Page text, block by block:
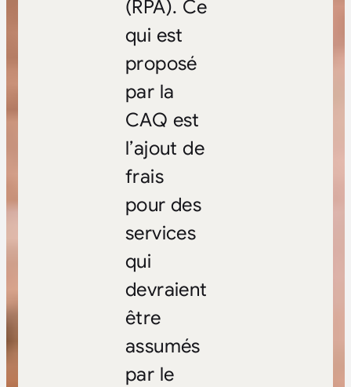
(RPA). Ce
qui est
proposé
par la
CAQ est
l’ajout de
frais
pour des
services
qui
devraient
être
assumés
par le